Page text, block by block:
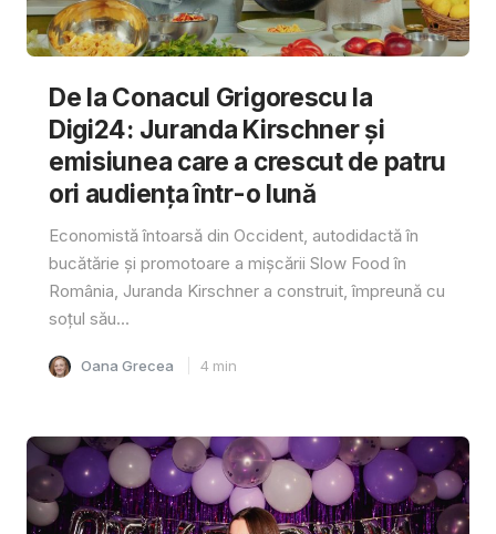
De la Conacul Grigorescu la
Digi24: Juranda Kirschner și
emisiunea care a crescut de patru
ori audiența într-o lună
Economistă întoarsă din Occident, autodidactă în
bucătărie și promotoare a mișcării Slow Food în
România, Juranda Kirschner a construit, împreună cu
soțul său...
Oana Grecea 4 min